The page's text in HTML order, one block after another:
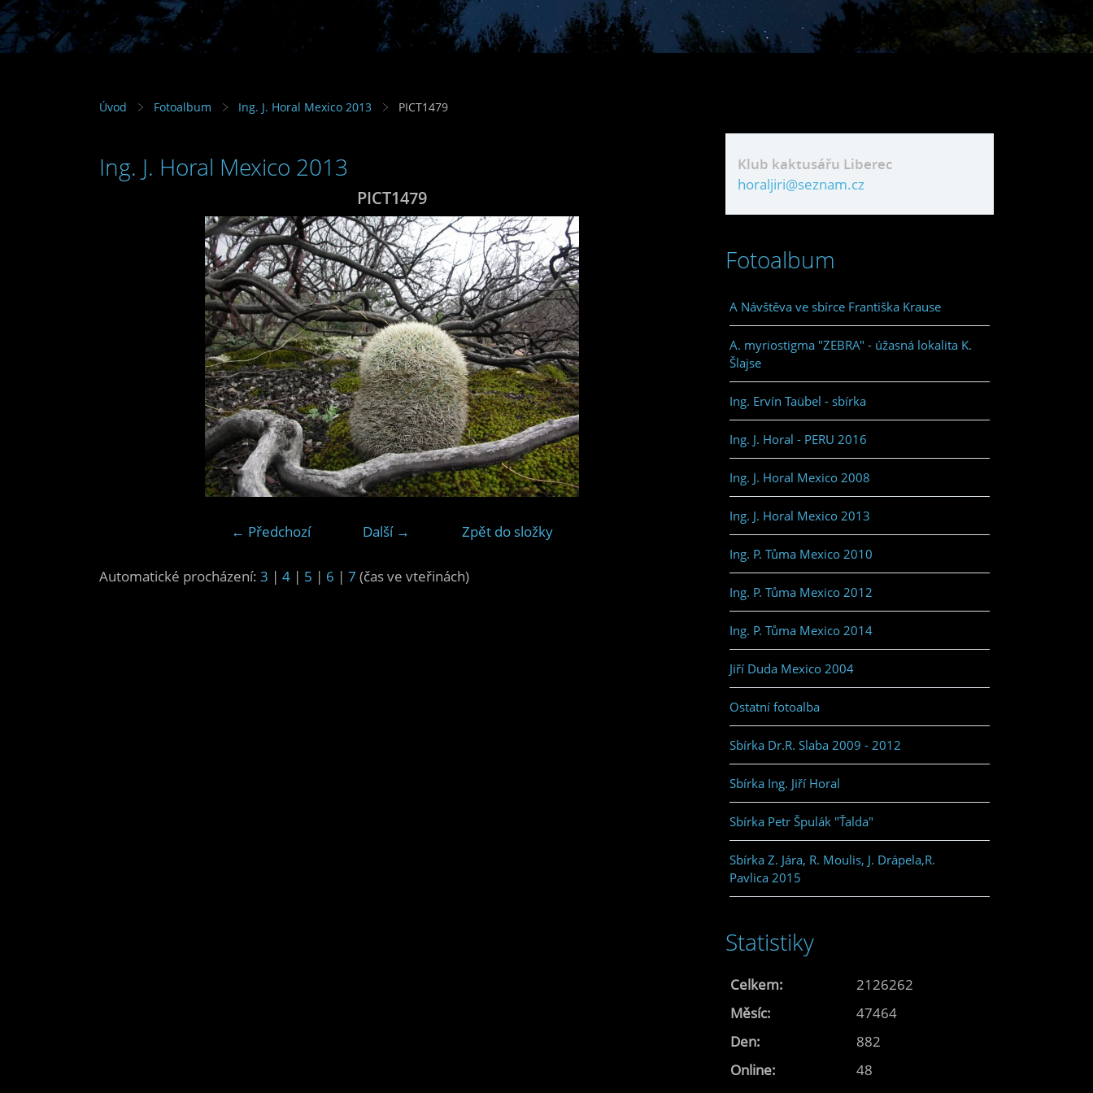
Úvod Fotoalbum Ing. J. Horal Mexico 2013 PICT1479
Ing. J. Horal Mexico 2013
PICT1479
← Předchozí Další → Zpět do složky
Automatické procházení: 3 | 4 | 5 | 6 | 7 (čas ve vteřinách)
Klub kaktusářu Liberec
horaljiri@seznam.cz
Fotoalbum
A Návštěva ve sbírce Františka Krause
A. myriostigma "ZEBRA" - úžasná lokalita K.
Šlajse
Ing. Ervín Taübel - sbírka
Ing. J. Horal - PERU 2016
Ing. J. Horal Mexico 2008
Ing. J. Horal Mexico 2013
Ing. P. Tůma Mexico 2010
Ing. P. Tůma Mexico 2012
Ing. P. Tůma Mexico 2014
Jiří Duda Mexico 2004
Ostatní fotoalba
Sbírka Dr.R. Slaba 2009 - 2012
Sbírka Ing. Jiří Horal
Sbírka Petr Špulák "Ťalda"
Sbírka Z. Jára, R. Moulis, J. Drápela,R.
Pavlica 2015
Statistiky
Online: 48
Celkem:
2126262
Měsíc:
47464
Den:
882